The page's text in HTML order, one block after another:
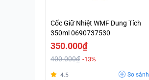
Cốc Giữ Nhiệt WMF Dung Tích
350ml 0690737530
350.000₫
400.000₫ -13%
4.5 So sánh